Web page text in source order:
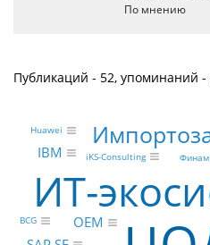
По мнению
Публикаций - 52, упоминаний -
ИТ-
OEM
IBM
Huawei
iKS-Consulting
BCG